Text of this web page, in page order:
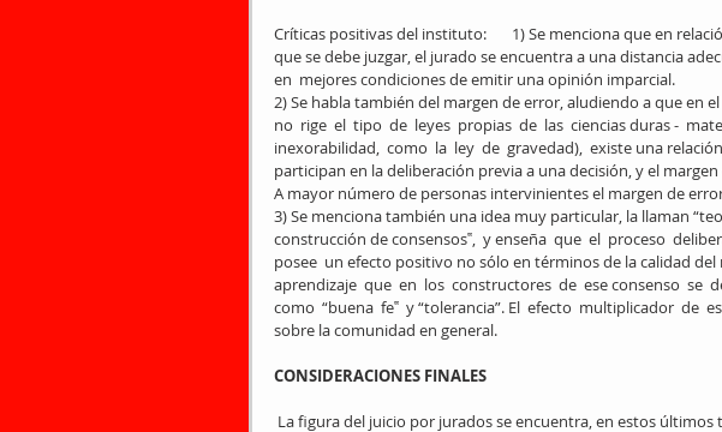
Críticas positivas del instituto:       1) Se menciona que en
que se debe juzgar, el jurado se encuentra a una distancia
en  mejores condiciones de emitir una opinión imparcial.
2) Se habla también del margen de error, aludiendo a que en
no  rige  el  tipo  de  leyes  propias  de  las  ciencias duras -
inexorabilidad,  como  la  ley  de  gravedad),  existe una
participan en la deliberación previa a una decisión, y el
A mayor número de personas intervinientes el margen de
3) Se menciona también una idea muy particular, la llaman
construcción de consensos‟,  y enseña  que  el  proceso
posee  un efecto positivo no sólo en términos de la calidad
aprendizaje  que  en  los  constructores  de  ese consenso  se
como  “buena  fe‟  y “tolerancia”. El  efecto  multiplicador  de
sobre la comunidad en general.
CONSIDERACIONES FINALES